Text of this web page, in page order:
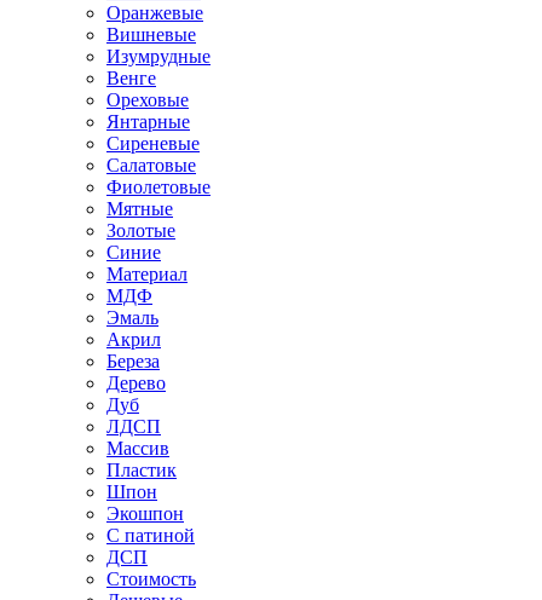
Оранжевые
Вишневые
Изумрудные
Венге
Ореховые
Янтарные
Сиреневые
Салатовые
Фиолетовые
Мятные
Золотые
Синие
Материал
МДФ
Эмаль
Акрил
Береза
Дерево
Дуб
ЛДСП
Массив
Пластик
Шпон
Экошпон
С патиной
ДСП
Стоимость